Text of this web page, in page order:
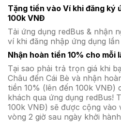
Tặng tiền vào Ví khi đăng ký
100k VNĐ
Tải ứng dụng redBus & nhận
ví khi đăng nhập ứng dụng
Nhận hoàn tiền 10% cho mỗi
Tại sao phải trả trọn giá khi
Châu đến Cái Bè và nhận
tiền 10% (lên đến 100k VNĐ)
khách qua ứng dụng redBus!
100k VNĐ) sẽ được cộng vào
vòng 2 giờ sau ngày khởi